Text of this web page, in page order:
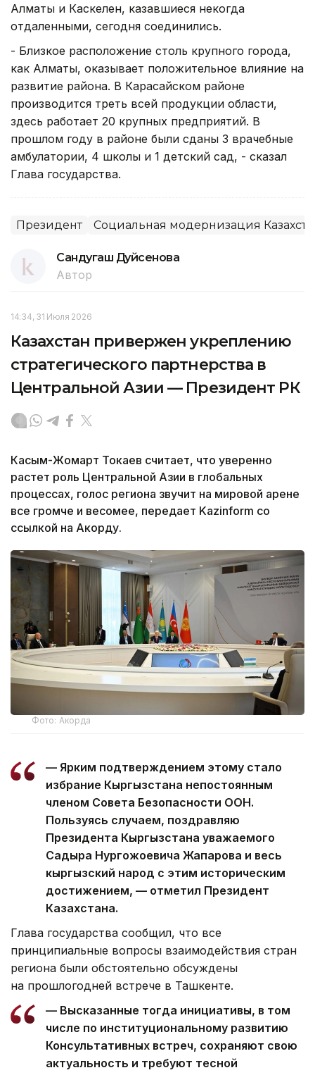
Алматы и Каскелен, казавшиеся некогда
отдаленными, сегодня соединились.
- Близкое расположение столь крупного города,
как Алматы, оказывает положительное влияние на
развитие района. В Карасайском районе
производится треть всей продукции области,
здесь работает 20 крупных предприятий. В
прошлом году в районе были сданы 3 врачебные
амбулатории, 4 школы и 1 детский сад, - сказал
Глава государства.
Президент Социальная модернизация
Сандугаш Дуйсенова
Автор
14:34, 31 Июля 2026
Казахстан привержен укреплению
стратегического партнерства в
Центральной Азии — Президент РК
Касым-Жомарт Токаев считает, что уверенно
растет роль Центральной Азии в глобальных
процессах, голос региона звучит на мировой арене
все громче и весомее, передает Kazinform со
ссылкой на Акорду.
Фото: Акорда
— Ярким подтверждением этому стало
избрание Кыргызстана непостоянным
членом Совета Безопасности ООН.
Пользуясь случаем, поздравляю
Президента Кыргызстана уважаемого
Садыра Нургожоевича Жапарова и весь
кыргызский народ с этим историческим
достижением, — отметил Президент
Казахстана.
Глава государства сообщил, что все
принципиальные вопросы взаимодействия стран
региона были обстоятельно обсуждены
на прошлогодней встрече в Ташкенте.
— Высказанные тогда инициативы, в том
числе по институциональному развитию
Консультативных встреч, сохраняют свою
актуальность и требуют тесной